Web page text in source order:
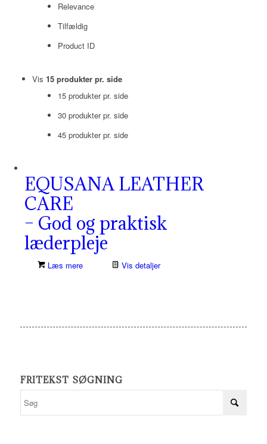
Relevance
Tilfældig
Product ID
Vis 15 produkter pr. side
15 produkter pr. side
30 produkter pr. side
45 produkter pr. side
EQUSANA LEATHER
CARE
– God og praktisk
læderpleje
Læs mere Vis detaljer
FRITEKST SØGNING